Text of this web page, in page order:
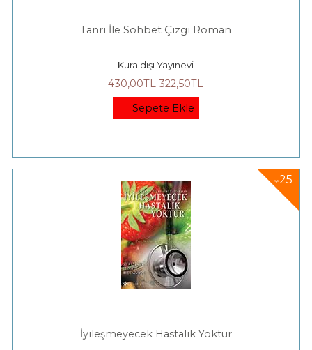
Tanrı İle Sohbet Çizgi Roman
Kuraldışı Yayınevi
430,00TL 322,50TL
Sepete Ekle
%25
İyileşmeyecek Hastalık Yoktur